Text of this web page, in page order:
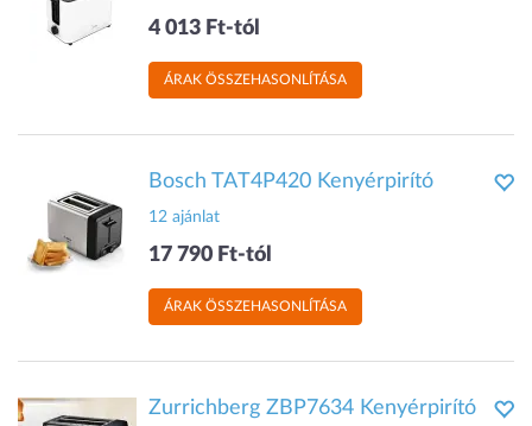
4 013 Ft-tól
ÁRAK ÖSSZEHASONLÍTÁSA
Bosch TAT4P420 Kenyérpirító
12 ajánlat
17 790 Ft-tól
ÁRAK ÖSSZEHASONLÍTÁSA
Zurrichberg ZBP7634 Kenyérpirító